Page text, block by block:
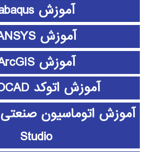
آموزش abaqus
آموزش ANSYS
آموزش ArcGIS
آموزش اتوکد AUTOCAD
Studio